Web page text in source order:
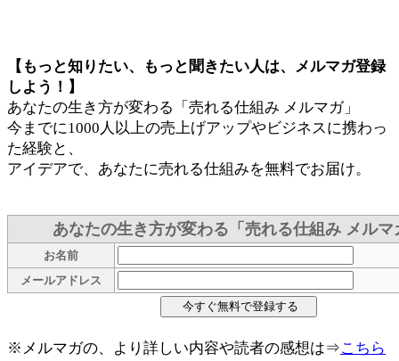
【もっと知りたい、もっと聞きたい人は、メルマガ登録
しよう！】
あなたの生き方が変わる「売れる仕組み メルマガ」
今までに1000人以上の売上げアップやビジネスに携わっ
た経験と、
アイデアで、あなたに売れる仕組みを無料でお届け。
あなたの生き方が変わる「売れる仕組み メルマ
お名前
メールアドレス
※メルマガの、より詳しい内容や読者の感想は⇒こちら